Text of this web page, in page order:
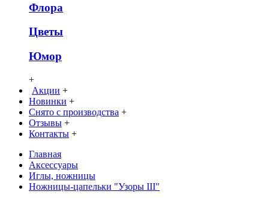
Флора
Цветы
Юмор
+
Акции +
Новинки +
Снято с производства +
Отзывы +
Контакты +
Главная
Аксессуары
Иглы, ножницы
Ножницы-цапельки "Узоры III"